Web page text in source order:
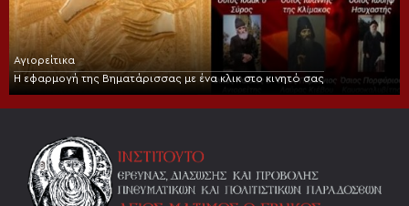
Αγιορείτικα
Η εφαρμογή της Βηματάρισσας με ένα κλικ στο κινητό σας